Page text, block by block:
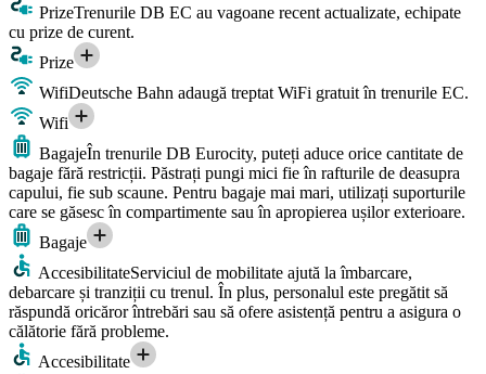
PrizeTrenurile DB EC au vagoane recent actualizate, echipate
cu prize de curent.
Prize
WifiDeutsche Bahn adaugă treptat WiFi gratuit în trenurile EC.
Wifi
BagajeÎn trenurile DB Eurocity, puteți aduce orice cantitate de
bagaje fără restricții. Păstrați pungi mici fie în rafturile de deasupra
capului, fie sub scaune. Pentru bagaje mai mari, utilizați suporturile
care se găsesc în compartimente sau în apropierea ușilor exterioare.
Bagaje
AccesibilitateServiciul de mobilitate ajută la îmbarcare,
debarcare și tranziții cu trenul. În plus, personalul este pregătit să
răspundă oricăror întrebări sau să ofere asistență pentru a asigura o
călătorie fără probleme.
Accesibilitate